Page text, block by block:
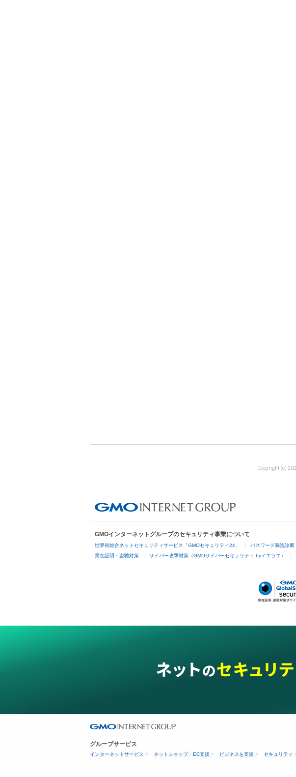
Copyright (c)
GMOインターネットグループのセキュリティ事業について
世界初総合ネットセキュリティサービス「GMOセキュリティ24」 パスワード漏洩診断
実在証明・盗聴対策 サイバー攻撃対策（GMOサイバーセキュリティ byイエラエ）
グループサービス
インターネットサービス ネットショップ・EC支援 ビジネスを支援 セキュリティ